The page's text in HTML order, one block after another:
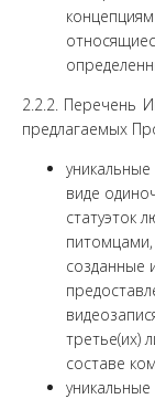
2.2.2. Перечень
предлагаемых
виде
статуэток
созданные
третье(их)
составе